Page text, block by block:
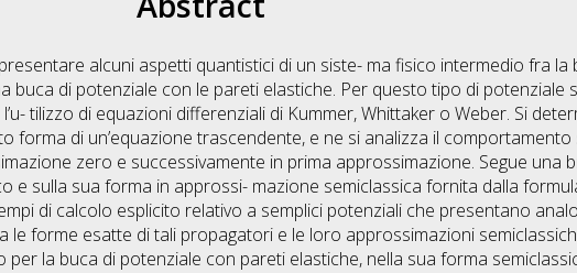
alcuni aspetti quantistici di un siste- ma fisico intermedio fra la
buca di potenziale con le pareti elastiche. Per questo tipo di potenziale
tilizzo di equazioni differenziali di Kummer, Whittaker o Weber. Si
forma di un’equazione trascendente, e ne si analizza il
zero e successivamente in prima approssimazione. Segue una
sulla sua forma in approssi- mazione semiclassica fornita dalla
di calcolo esplicito relativo a semplici potenziali che presentano
le forme esatte di tali propagatori e le loro approssimazioni
la buca di potenziale con pareti elastiche, nella sua forma